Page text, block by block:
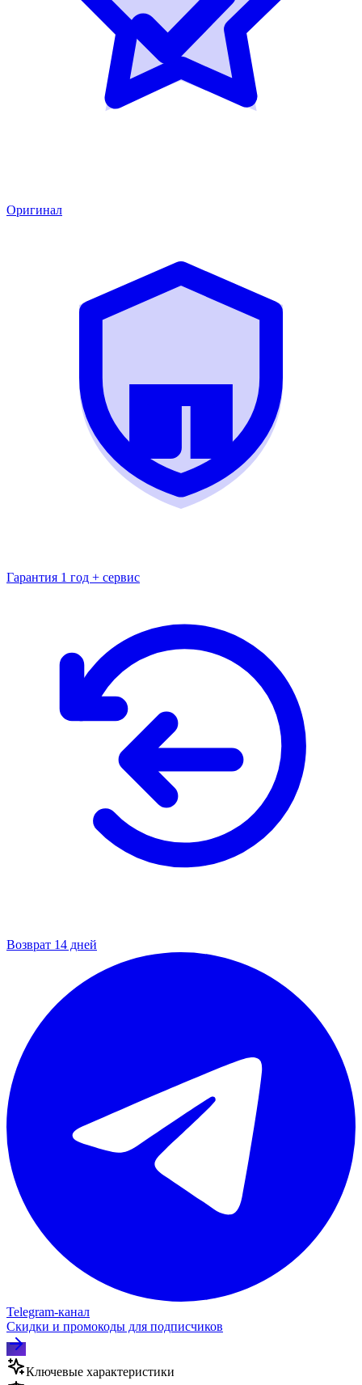
Оригинал
Гарантия 1 год + сервис
Возврат 14 дней
Telegram‑канал
Скидки и промокоды для подписчиков
Ключевые характеристики